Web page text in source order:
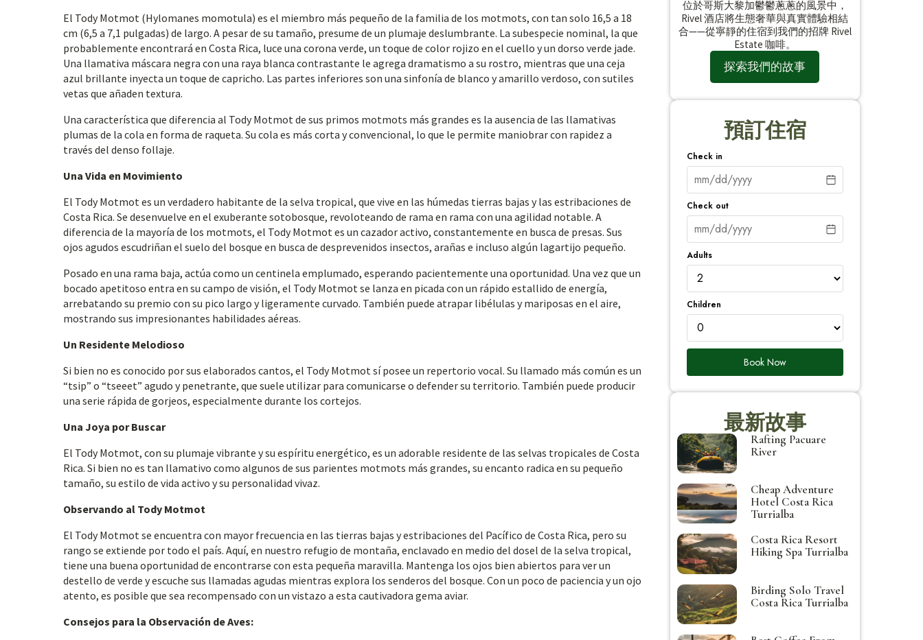
El Tody Motmot (Hylomanes momotula) es el miembro más pequeño de la familia de los motmots, con tan solo 16,5 a 18
cm (6,5 a 7,1 pulgadas) de largo. A pesar de su tamaño, presume de un plumaje deslumbrante. La subespecie nominal, la que
probablemente encontrará en Costa Rica, luce una corona verde, un toque de color rojizo en el cuello y un dorso verde jade.
Una llamativa máscara negra con una raya blanca contrastante le agrega dramatismo a su rostro, mientras que una ceja
azul brillante inyecta un toque de capricho. Las partes inferiores son una sinfonía de blanco y amarillo verdoso, con sutiles
vetas que añaden textura.
Una característica que diferencia al Tody Motmot de sus primos motmots más grandes es la ausencia de las llamativas
plumas de la cola en forma de raqueta. Su cola es más corta y convencional, lo que le permite maniobrar con rapidez a
través del denso follaje.
Una Vida en Movimiento
El Tody Motmot es un verdadero habitante de la selva tropical, que vive en las húmedas tierras bajas y las estribaciones de
Costa Rica. Se desenvuelve en el exuberante sotobosque, revoloteando de rama en rama con una agilidad notable. A
diferencia de la mayoría de los motmots, el Tody Motmot es un cazador activo, constantemente en busca de presas. Sus
ojos agudos escudriñan el suelo del bosque en busca de desprevenidos insectos, arañas e incluso algún lagartijo pequeño.
Posado en una rama baja, actúa como un centinela emplumado, esperando pacientemente una oportunidad. Una vez que un
bocado apetitoso entra en su campo de visión, el Tody Motmot se lanza en picada con un rápido estallido de energía,
arrebatando su premio con su pico largo y ligeramente curvado. También puede atrapar libélulas y mariposas en el aire,
mostrando sus impresionantes habilidades aéreas.
Un Residente Melodioso
Si bien no es conocido por sus elaborados cantos, el Tody Motmot sí posee un repertorio vocal. Su llamado más común es un
“tsip” o “tseeet” agudo y penetrante, que suele utilizar para comunicarse o defender su territorio. También puede producir
una serie rápida de gorjeos, especialmente durante los cortejos.
Una Joya por Buscar
El Tody Motmot, con su plumaje vibrante y su espíritu energético, es un adorable residente de las selvas tropicales de Costa
Rica. Si bien no es tan llamativo como algunos de sus parientes motmots más grandes, su encanto radica en su pequeño
tamaño, su estilo de vida activo y su personalidad vivaz.
Observando al Tody Motmot
El Tody Motmot se encuentra con mayor frecuencia en las tierras bajas y estribaciones del Pacífico de Costa Rica, pero su
rango se extiende por todo el país. Aquí, en nuestro refugio de montaña, enclavado en medio del dosel de la selva tropical,
tiene una buena oportunidad de encontrarse con esta pequeña maravilla. Mantenga los ojos bien abiertos para ver un
destello de verde y escuche sus llamadas agudas mientras explora los senderos del bosque. Con un poco de paciencia y un ojo
atento, es posible que sea recompensado con un vistazo a esta cautivadora gema aviar.
Consejos para la Observación de Aves:
位於哥斯大黎加鬱鬱蔥蔥的風景中，
Rivel 酒店將生態奢華與真實體驗相結
合——從寧靜的住宿到我們的招牌 Rivel
Estate 咖啡。
探索我們的故事
預訂住宿
Check in
Check out
Adults
Children
Book Now
最新故事
Rafting Pacuare
River
Cheap Adventure
Hotel Costa Rica
Turrialba
Costa Rica Resort
Hiking Spa Turrialba
Birding Solo Travel
Costa Rica Turrialba